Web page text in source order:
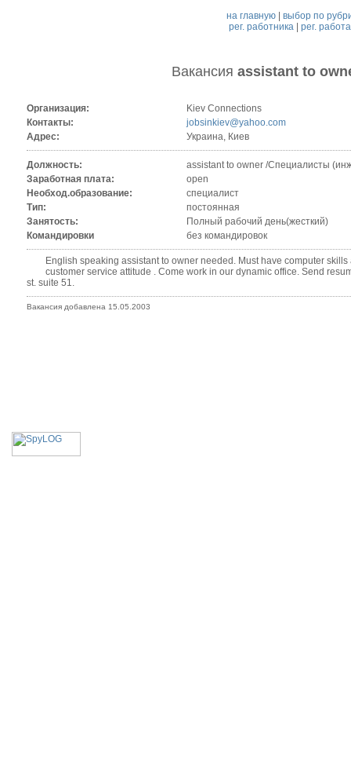
на главную |выбор по
рег. работника| рег.
Вакансия assistant to
Организация:
Kiev Connections
Контакты:
jobsinkiev@yahoo.com
Адрес:
Украина, Киев
Должность:
assistant to owner /Специалисты
Заработная плата:
open
Необход.образование:
специалист
Тип:
постоянная
Занятость:
Полный рабочий день(жесткий)
Командировки
без командировок
English speaking assistant to owner needed. Must have computer skills
customer service attitude . Come work in our dynamic office. Send
st. suite 51.
Вакансия добавлена 15.05.2003